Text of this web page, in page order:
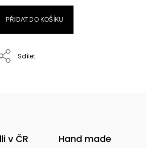
PŘIDAT DO KOŠÍKU
Sdílet
v ČR Hand made